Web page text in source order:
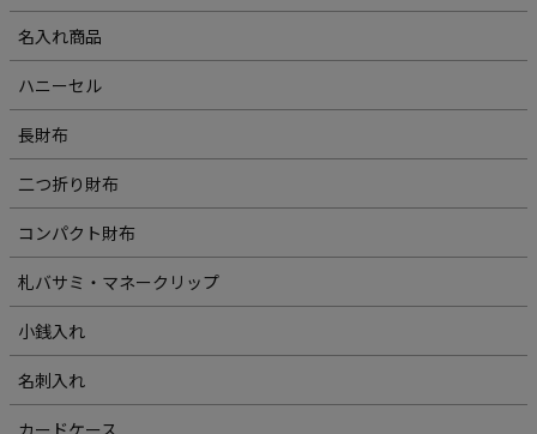
名入れ商品
ハニーセル
長財布
二つ折り財布
コンパクト財布
札バサミ・マネークリップ
小銭入れ
名刺入れ
カードケース